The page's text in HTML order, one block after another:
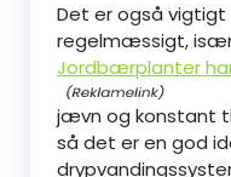
Det er også
regelmæssigt,
Jordbærplanter
jævn og konstant
så det er en god